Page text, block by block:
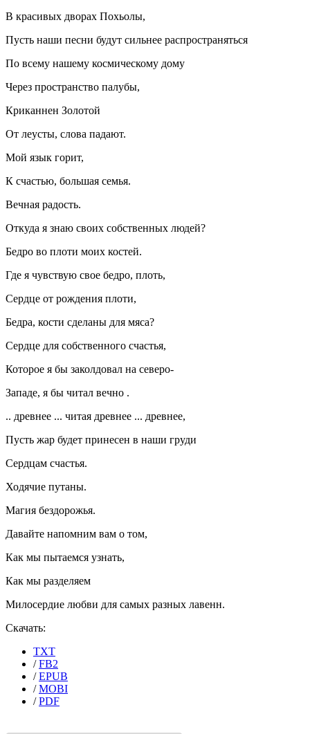
В красивых дворах Похьолы,
Пусть наши песни будут сильнее распространяться
По всему нашему космическому дому
Через пространство палубы,
Криканнен Золотой
От леусты, слова падают.
Мой язык горит,
К счастью, большая семья.
Вечная радость.
Откуда я знаю своих собственных людей?
Бедро во плоти моих костей.
Где я чувствую свое бедро, плоть,
Сердце от рождения плоти,
Бедра, кости сделаны для мяса?
Сердце для собственного счастья,
Которое я бы заколдовал на северо-
Западе, я бы читал вечно .
.. древнее ... читая древнее ... древнее,
Пусть жар будет принесен в наши груди
Сердцам счастья.
Ходячие путаны.
Магия бездорожья.
Давайте напомним вам о том,
Как мы пытаемся узнать,
Как мы разделяем
Милосердие любви для самых разных лавенн.
Скачать:
TXT
/FB2
/EPUB
/MOBI
/PDF